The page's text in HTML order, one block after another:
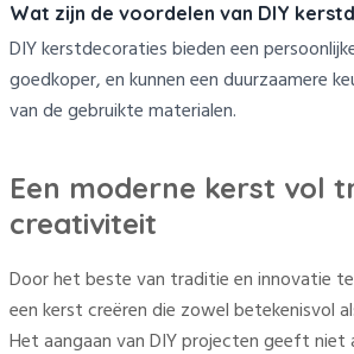
Wat zijn de voordelen van DIY
DIY kerstdecoraties bieden een
goedkoper, en kunnen een duurzaamere
van de gebruikte materialen.
Een moderne kerst vol
creativiteit
Door het beste van traditie en innovatie
een kerst creëren die zowel betekenisvol
Het aangaan van DIY projecten geeft niet